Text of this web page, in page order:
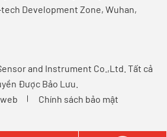
Development Zone, Wuhan,
and Instrument Co.,Ltd. Tất cả
Được Bảo Lưu.
Chính sách bảo mật